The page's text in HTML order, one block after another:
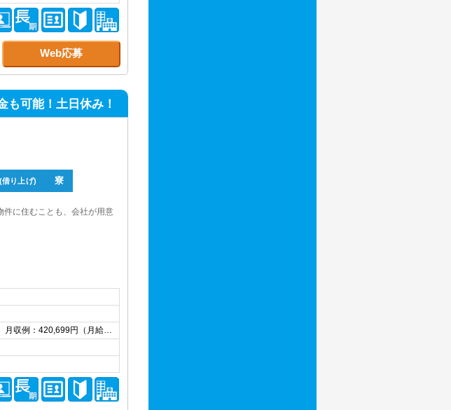
Web応募
も可能！土日休み！
(借り上げ) 寮
件に住むことも、会社が用意
収例：420,699円（月給…